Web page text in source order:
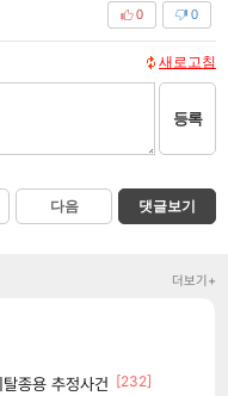
0
0
새로고침
등록
다음 댓글보기
더보기+
종용 추정사건 [232]